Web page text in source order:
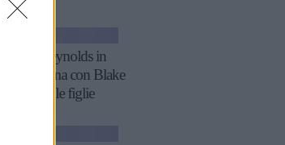
Ryan Reynolds in
quarantena con Blake
Lively e le figlie